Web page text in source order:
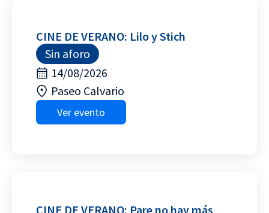
CINE DE VERANO: Lilo y Stich
Sin aforo
14/08/2026
Paseo Calvario
Ver evento
CINE DE VERANO: Pare no hay más